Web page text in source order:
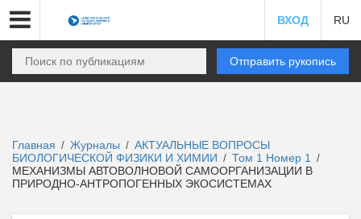
ВХОД RU
Отправить рукопись
Главная / Журналы / АКТУАЛЬНЫЕ ВОПРОСЫ
БИОЛОГИЧЕСКОЙ ФИЗИКИ И ХИМИИ / Том 1 Номер 1 /
МЕХАНИЗМЫ АВТОВОЛНОВОЙ САМООРГАНИЗАЦИИ В
ПРИРОДНО-АНТРОПОГЕННЫХ ЭКОСИСТЕМАХ